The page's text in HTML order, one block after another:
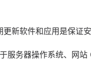
更新软件和应用 是保证
服务器操作系统、网站